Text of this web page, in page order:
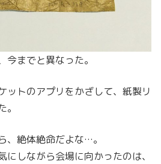
今までと異なった。
ットのアプリをかざして、紙製リ
、絶体絶命だよな…。
にしながら会場に向かったのは、